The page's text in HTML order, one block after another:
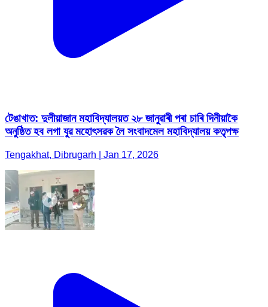
টেঙাখাত: দুলীয়াজান মহাবিদ্যালয়ত ২৮ জানুৱাৰী পৰা চাৰি দিনীয়াকৈ
অনুষ্ঠিত হব লগা যুৱ মহোৎসৱক লৈ সংবাদমেল মহাবিদ্যালয় কতৃপক্ষ
Tengakhat, Dibrugarh | Jan 17, 2026